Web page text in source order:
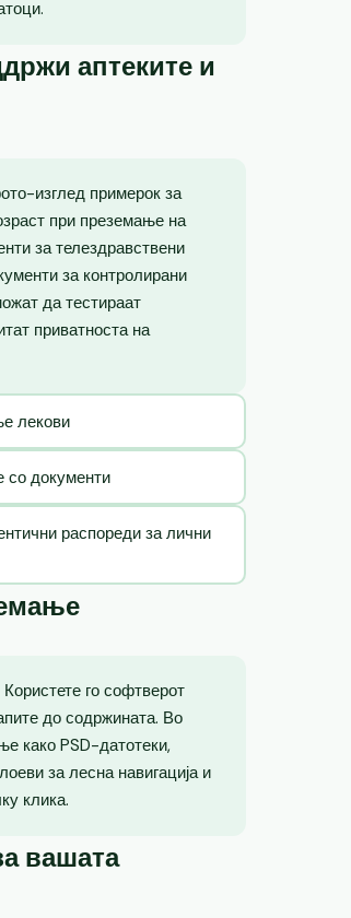
аптеките и
изглед примерок за
при преземање на
за телездравствени
за контролирани
да тестираат
приватноста на
лекови
со документи
распореди за лични
го софтверот
до содржината. Во
како PSD-датотеки,
за лесна навигација и
клика.
вашата